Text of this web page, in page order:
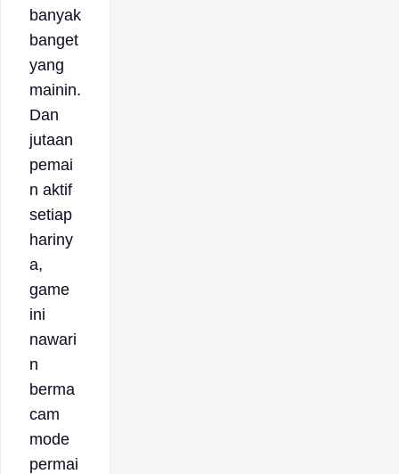
banyak
banget
yang
mainin.
Dan
jutaan
pemai
n aktif
setiap
hariny
a,
game
ini
nawari
n
berma
cam
mode
permai